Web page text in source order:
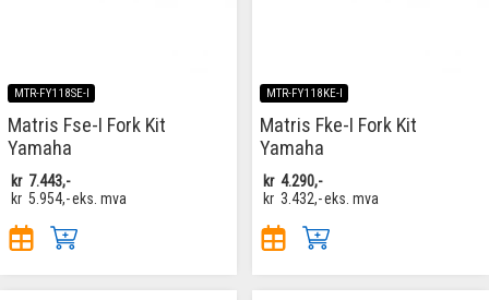
MTR-FY118SE-I
Matris Fse-I Fork Kit
Yamaha
kr 7.443,-
kr 5.954,-eks. mva
MTR-FY118KE-I
Matris Fke-I Fork Kit
Yamaha
kr 4.290,-
kr 3.432,-eks. mva